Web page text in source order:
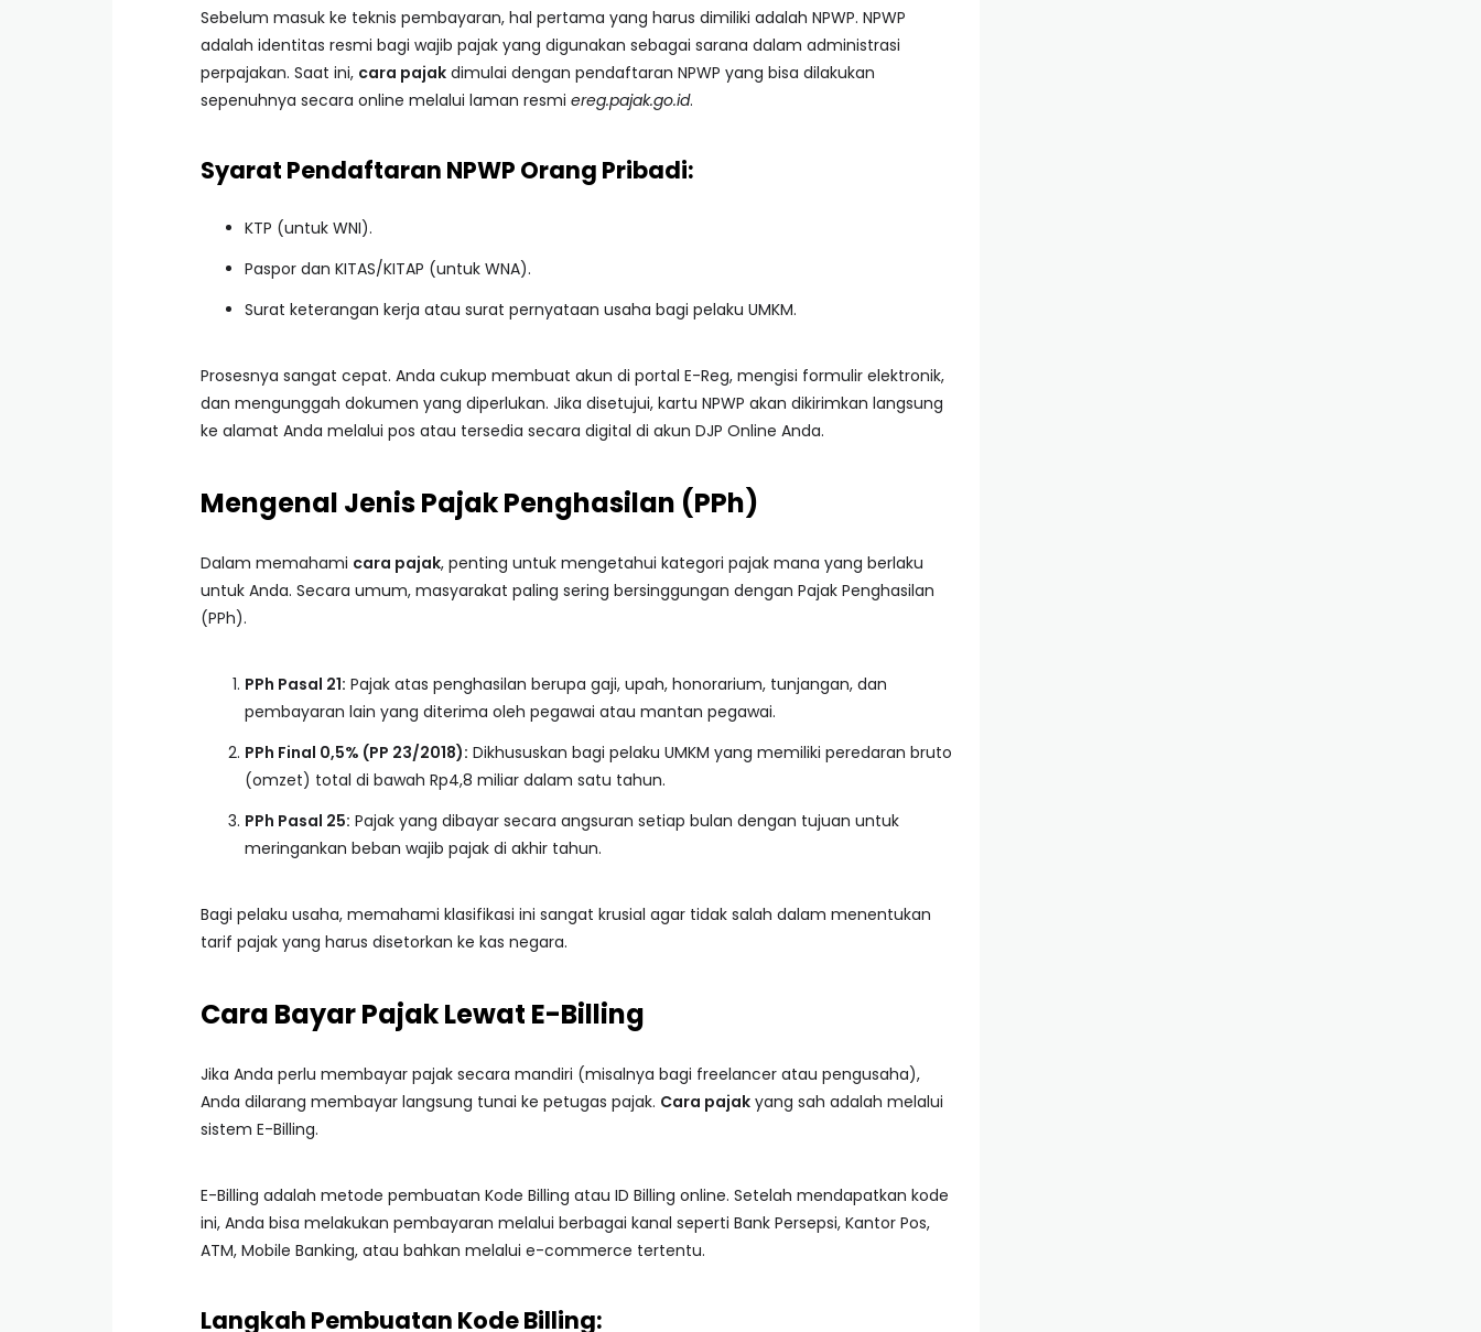
Sebelum masuk ke teknis pembayaran, hal pertama yang harus dimiliki adalah NPWP. NPWP
adalah identitas resmi bagi wajib pajak yang digunakan sebagai sarana dalam administrasi
perpajakan. Saat ini, cara pajak dimulai dengan pendaftaran NPWP yang bisa dilakukan
sepenuhnya secara online melalui laman resmi ereg.pajak.go.id.
Syarat Pendaftaran NPWP Orang Pribadi:
KTP (untuk WNI).
Paspor dan KITAS/KITAP (untuk WNA).
Surat keterangan kerja atau surat pernyataan usaha bagi pelaku UMKM.
Prosesnya sangat cepat. Anda cukup membuat akun di portal E-Reg, mengisi formulir elektronik,
dan mengunggah dokumen yang diperlukan. Jika disetujui, kartu NPWP akan dikirimkan langsung
ke alamat Anda melalui pos atau tersedia secara digital di akun DJP Online Anda.
Mengenal Jenis Pajak Penghasilan (PPh)
Dalam memahami cara pajak, penting untuk mengetahui kategori pajak mana yang berlaku
untuk Anda. Secara umum, masyarakat paling sering bersinggungan dengan Pajak Penghasilan
(PPh).
PPh Pasal 21: Pajak atas penghasilan berupa gaji, upah, honorarium, tunjangan, dan
pembayaran lain yang diterima oleh pegawai atau mantan pegawai.
PPh Final 0,5% (PP 23/2018): Dikhususkan bagi pelaku UMKM yang memiliki peredaran bruto
(omzet) total di bawah Rp4,8 miliar dalam satu tahun.
PPh Pasal 25: Pajak yang dibayar secara angsuran setiap bulan dengan tujuan untuk
meringankan beban wajib pajak di akhir tahun.
Bagi pelaku usaha, memahami klasifikasi ini sangat krusial agar tidak salah dalam menentukan
tarif pajak yang harus disetorkan ke kas negara.
Cara Bayar Pajak Lewat E-Billing
Jika Anda perlu membayar pajak secara mandiri (misalnya bagi freelancer atau pengusaha),
Anda dilarang membayar langsung tunai ke petugas pajak. Cara pajak yang sah adalah melalui
sistem E-Billing.
E-Billing adalah metode pembuatan Kode Billing atau ID Billing online. Setelah mendapatkan kode
ini, Anda bisa melakukan pembayaran melalui berbagai kanal seperti Bank Persepsi, Kantor Pos,
ATM, Mobile Banking, atau bahkan melalui e-commerce tertentu.
Langkah Pembuatan Kode Billing: